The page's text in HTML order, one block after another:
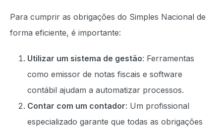
Para cumprir as obrigações do Simples Nacional de
forma eficiente, é importante:
Utilizar um sistema de gestão: Ferramentas
como emissor de notas fiscais e software
contábil ajudam a automatizar processos.
Contar com um contador: Um profissional
especializado garante que todas as obrigações